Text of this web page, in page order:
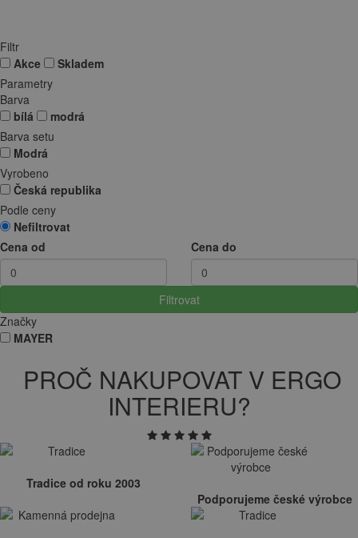
Filtr
Akce
Skladem
Parametry
Barva
bílá
modrá
Barva setu
Modrá
Vyrobeno
Česká republika
Podle ceny
Nefiltrovat
Cena od
Cena do
Filtrovat
Značky
MAYER
PROČ NAKUPOVAT V ERGO
INTERIERU?
Tradice od roku 2003
Podporujeme české výrobce